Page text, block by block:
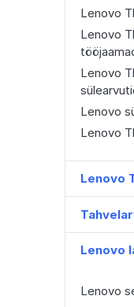
Lenovo
Lenovo
Lenovo
Lenovo
Lenovo
Lenovo
Lenovo
Lenovo